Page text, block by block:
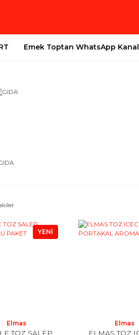
Emek Toptan WhatsApp
YENİ
Elmas
TOZ SALEP
Elmas
ELMAS TOZ